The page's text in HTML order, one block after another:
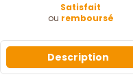
Satisfait
ou remboursé
Description